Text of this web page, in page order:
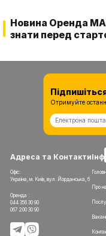
Новина Оренда
знати перед
Адреса та Контакти
Офіс:
Україна, м. Київ, вул. Йорданська, 6
Оренда :
044 356 30 90
067 200 30 90
Про
Отримуйте